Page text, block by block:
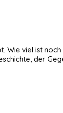
Wie viel ist
der